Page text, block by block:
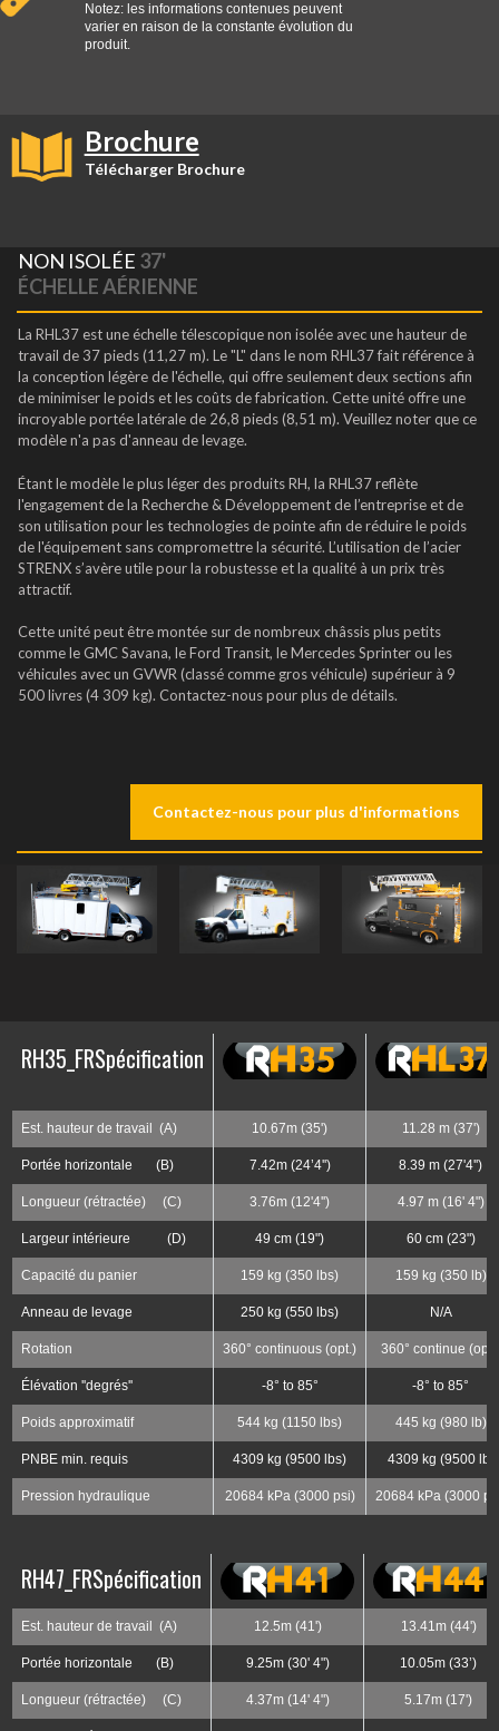
Notez: les informations contenues peuvent
varier en raison de la constante évolution du
produit.
Brochure
Télécharger Brochure
NON ISOLÉE 37'
ÉCHELLE AÉRIENNE
La RHL37 est une échelle télescopique non isolée avec une hauteur de
travail de 37 pieds (11,27 m). Le "L" dans le nom RHL37 fait référence à
la conception légère de l'échelle, qui offre seulement deux sections afin
de minimiser le poids et les coûts de fabrication. Cette unité offre une
incroyable portée latérale de 26,8 pieds (8,51 m). Veuillez noter que ce
modèle n'a pas d'anneau de levage.
Étant le modèle le plus léger des produits RH, la RHL37 reflète
l'engagement de la Recherche & Développement de l’entreprise et de
son utilisation pour les technologies de pointe afin de réduire le poids
de l'équipement sans compromettre la sécurité. L’utilisation de l’acier
STRENX s’avère utile pour la robustesse et la qualité à un prix très
attractif.
Cette unité peut être montée sur de nombreux châssis plus petits
comme le GMC Savana, le Ford Transit, le Mercedes Sprinter ou les
véhicules avec un GVWR (classé comme gros véhicule) supérieur à 9
500 livres (4 309 kg). Contactez-nous pour plus de détails.
Contactez-nous pour plus d'informations
RH35_FRSpécification
Est. hauteur de travail (A) 10.67m (35') 11.28 m (37')
Portée horizontale (B) 7.42m (24’4'') 8.39 m (27'4'')
Longueur (rétractée) (C) 3.76m (12'4'') 4.97 m (16' 4")
Largeur intérieure (D) 49 cm (19") 60 cm (23")
Capacité du panier 159 kg (350 lbs) 159 kg (350 lb)
Anneau de levage 250 kg (550 lbs) N/A
Rotation 360° continuous (opt.) 360° continue (opt.)
Élévation ''degrés'' -8° to 85° -8° to 85°
Poids approximatif 544 kg (1150 lbs) 445 kg (980 lb)
PNBE min. requis 4309 kg (9500 lbs) 4309 kg (9500 lb)
Pression hydraulique 20684 kPa (3000 psi) 20684 kPa (3000
RH47_FRSpécification
Est. hauteur de travail (A) 12.5m (41') 13.41m (44')
Portée horizontale (B) 9.25m (30' 4") 10.05m (33’)
Longueur (rétractée) (C) 4.37m (14' 4") 5.17m (17')